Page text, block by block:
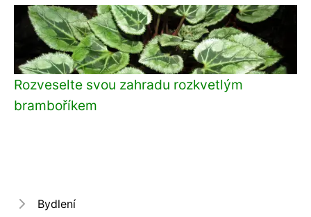
Rozveselte svou zahradu rozkvetlým
bramboříkem
Bydlení